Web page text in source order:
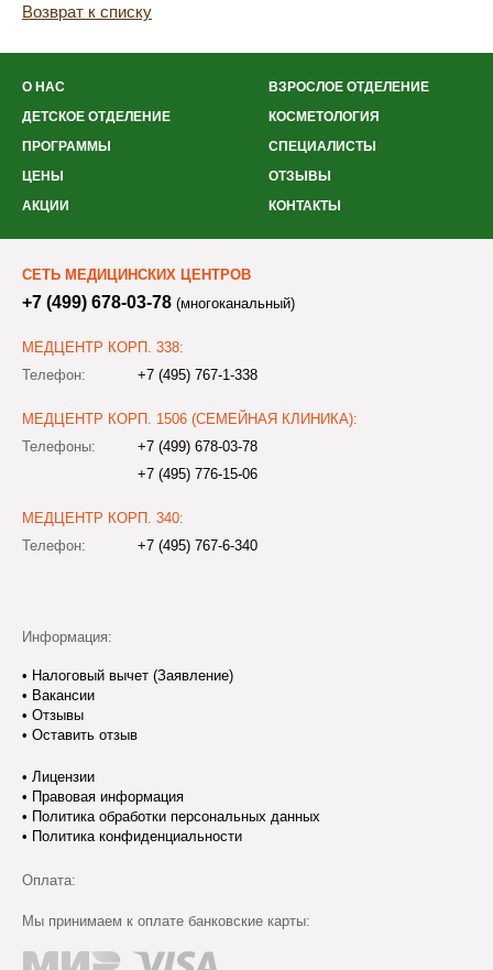
Возврат к списку
О НАС
ВЗРОСЛОЕ ОТДЕЛЕНИЕ
ДЕТСКОЕ ОТДЕЛЕНИЕ
КОСМЕТОЛОГИЯ
ПРОГРАММЫ
СПЕЦИАЛИСТЫ
ЦЕНЫ
ОТЗЫВЫ
АКЦИИ
КОНТАКТЫ
СЕТЬ МЕДИЦИНСКИХ ЦЕНТРОВ
+7 (499) 678-03-78 (многоканальный)
МЕДЦЕНТР КОРП. 338:
Телефон:
+7 (495) 767-1-338
МЕДЦЕНТР КОРП. 1506 (СЕМЕЙНАЯ КЛИНИКА):
Телефоны:
+7 (499) 678-03-78
+7 (495) 776-15-06
МЕДЦЕНТР КОРП. 340:
Телефон:
+7 (495) 767-6-340
Информация:
• Налоговый вычет (Заявление)
• Вакансии
• Отзывы
• Оставить отзыв
• Лицензии
• Правовая информация
• Политика обработки персональных данных
• Политика конфиденциальности
Оплата:
Мы принимаем к оплате банковские карты: